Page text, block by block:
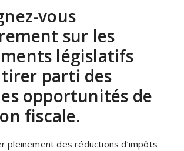
vous
sur les
législatifs
parti des
opportunités de
fiscale.
pleinement des réductions d’impôts